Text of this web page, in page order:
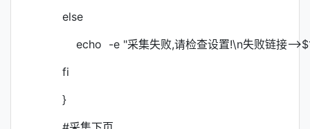
else
echo -e "采集失败,请检查设置!\n失败链接--
fi
}